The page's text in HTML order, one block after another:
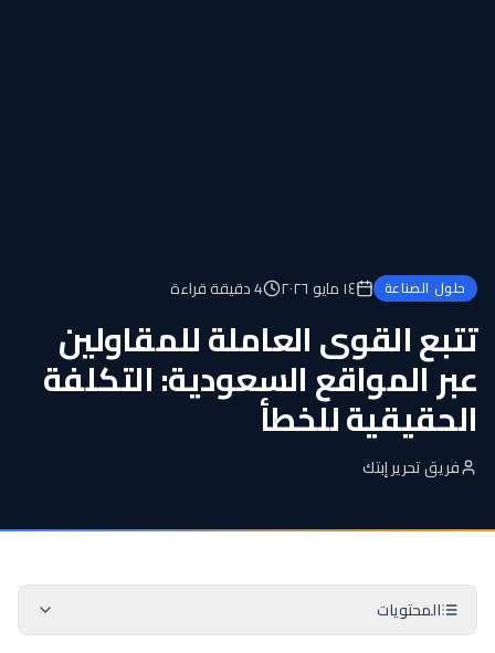
حلول الصناعة ١٤ مايو ٢٠٢٦ 4دقيقة قراءة
تتبع القوى العاملة للمقاولين
عبر المواقع السعودية: التكلفة
الحقيقية للخطأ
فريق تحرير إبتك
المحتويات